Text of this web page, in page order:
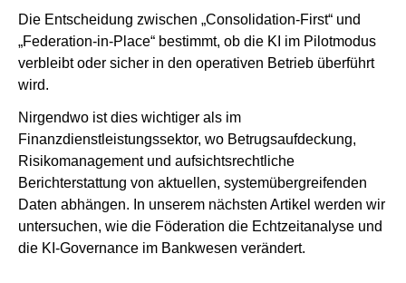
Die Entscheidung zwischen „Consolidation-First“ und
„Federation-in-Place“ bestimmt, ob die KI im Pilotmodus
verbleibt oder sicher in den operativen Betrieb überführt
wird.
Nirgendwo ist dies wichtiger als im
Finanzdienstleistungssektor, wo Betrugsaufdeckung,
Risikomanagement und aufsichtsrechtliche
Berichterstattung von aktuellen, systemübergreifenden
Daten abhängen. In unserem nächsten Artikel werden wir
untersuchen, wie die Föderation die Echtzeitanalyse und
die KI-Governance im Bankwesen verändert.